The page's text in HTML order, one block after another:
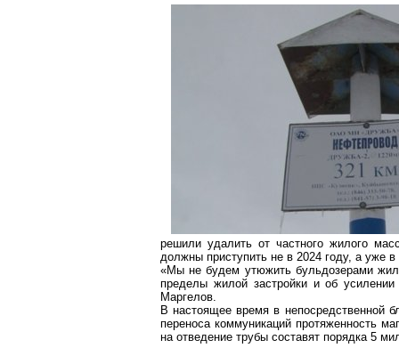
решили удалить от частного жилого
должны приступить не в 2024 году, а уже
«Мы не будем утюжить бульдозерами
пределы жилой застройки и об
Маргелов.
В настоящее время в непосредственной
переноса коммуникаций протяженность
на отведение трубы составят порядка 5